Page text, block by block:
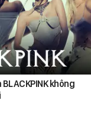
không